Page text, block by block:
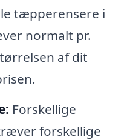
tæpperensere i
normalt pr.
af dit
Forskellige
forskellige